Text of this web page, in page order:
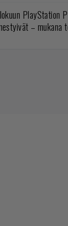
PlayStation
– mukana